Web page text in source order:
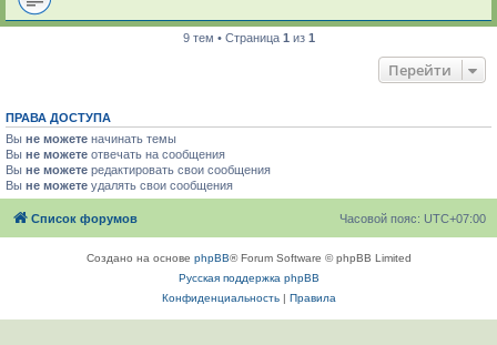
9 тем • Страница 1 из 1
Перейти
ПРАВА ДОСТУПА
Вы не можете начинать темы
Вы не можете отвечать на сообщения
Вы не можете редактировать свои сообщения
Вы не можете удалять свои сообщения
Список форумов Часовой пояс: UTC+07:00
Создано на основе phpBB® Forum Software © phpBB Limited
Русская поддержка phpBB
Конфиденциальность| Правила